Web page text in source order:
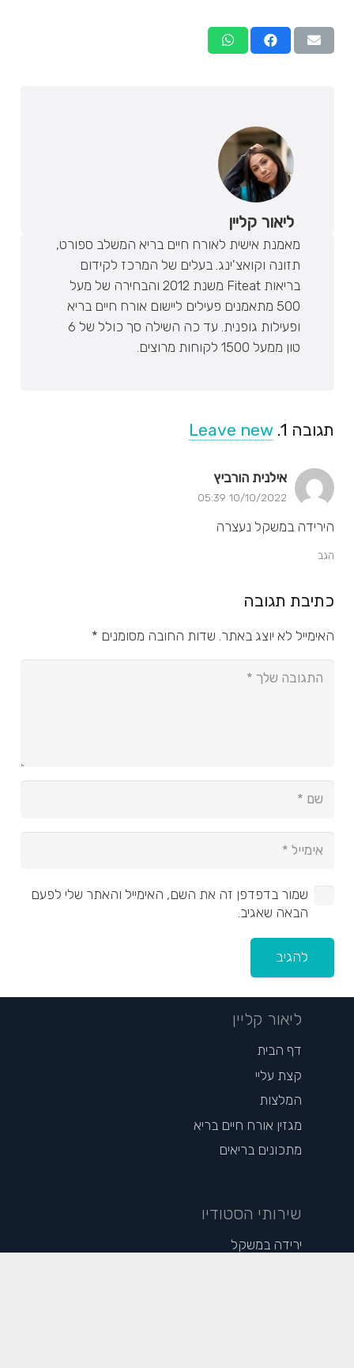
ליאור קליין
מאמנת אישית לאורח חיים בריא המשלב ספורט,
תזונה וקואצ'ינג. בעלים של המרכז לקידום
בריאות Fiteat משנת 2012 והבחירה של מעל
500 מתאמנים פעילים ליישום אורח חיים בריא
ופעילות גופנית. עד כה השילה סך כולל של 6
טון ממעל 1500 לקוחות מרוצים.
תגובה Leave new
אילנית הורביץ
10/10/2022 05:39
הירידה במשקל נעצרה
הגב
כתיבת תגובה
האימייל לא יוצג באתר. שדות החובה מסומנים *
שמור בדפדפן זה את השם, האימייל והאתר שלי לפעם
הבאה שאגיב.
להגיב
ליאור קליין
דף הבית
קצת עליי
המלצות
מגזין אורח חיים בריא
מתכונים בריאים
שירותי הסטודיו
ירידה במשקל